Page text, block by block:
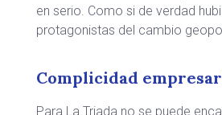
en serio. Como si de verdad
protagonistas del cambio
Complicidad
Para La Triada no se puede